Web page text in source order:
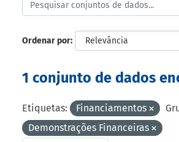
Ordenar por
1 conjunto de dados
Etiquetas: Financiamentos
Demonstrações Financeiras